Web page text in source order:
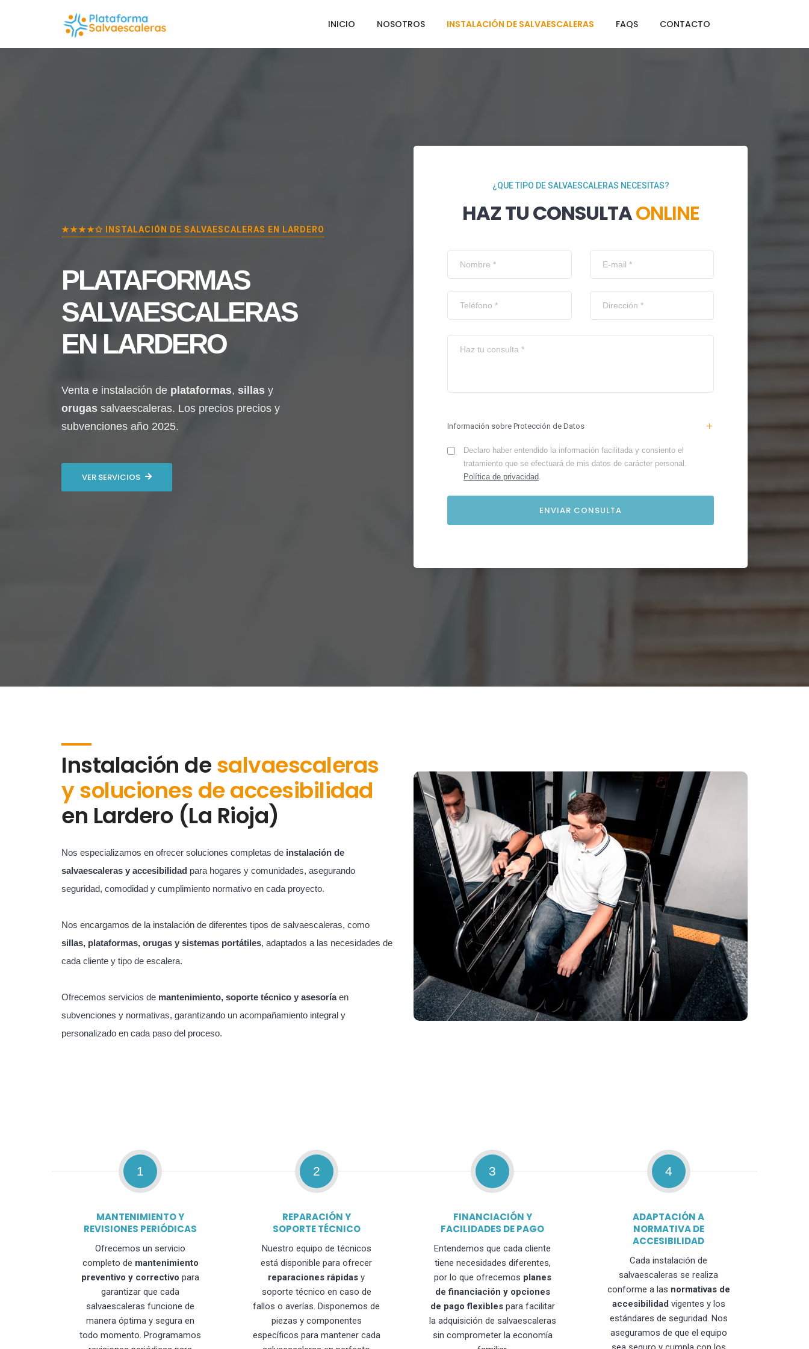
INICIO NOSOTROS INSTALACIÓN DE SALVAESCALERAS FAQS CONTACTO
★★★★✩ INSTALACIÓN DE SALVAESCALERAS EN LARDERO
PLATAFORMAS
SALVAESCALERAS
EN LARDERO
Venta e instalación de plataformas, sillas y
orugas salvaescaleras. Los precios precios y
subvenciones año 2025.
VER SERVICIOS
¿QUE TIPO DE SALVAESCALERAS NECESITAS?
HAZ TU CONSULTAONLINE
Información sobre Protección de Datos
Declaro haber entendido la información facilitada y consiento el
tratamiento que se efectuará de mis datos de carácter personal.
Política de privacidad.
Instalación desalvaescaleras
y soluciones de accesibilidad
en Lardero (La Rioja)
Nos especializamos en ofrecer soluciones completas de instalación de
salvaescaleras y accesibilidad para hogares y comunidades, asegurando
seguridad, comodidad y cumplimiento normativo en cada proyecto.
Nos encargamos de la instalación de diferentes tipos de salvaescaleras, como
sillas, plataformas, orugas y sistemas portátiles, adaptados a las necesidades de
cada cliente y tipo de escalera.
Ofrecemos servicios de mantenimiento, soporte técnico y asesoríaen
subvenciones y normativas, garantizando un acompañamiento integral y
personalizado en cada paso del proceso.
1
MANTENIMIENTO Y
REVISIONES PERIÓDICAS
Ofrecemos un servicio
completo de mantenimiento
preventivo y correctivo para
garantizar que cada
salvaescaleras funcione de
manera óptima y segura en
todo momento. Programamos
2
REPARACIÓN Y
SOPORTE TÉCNICO
Nuestro equipo de técnicos
está disponible para ofrecer
reparaciones rápidas y
soporte técnico en caso de
fallos o averías. Disponemos de
piezas y componentes
específicos para mantener cada
3
FINANCIACIÓN Y
FACILIDADES DE PAGO
Entendemos que cada cliente
tiene necesidades diferentes,
por lo que ofrecemos planes
de financiación y opciones
de pago flexiblespara facilitar
la adquisición de salvaescaleras
sin comprometer la economía
4
ADAPTACIÓN A
NORMATIVA DE
ACCESIBILIDAD
Cada instalación de
salvaescaleras se realiza
conforme a las normativas de
accesibilidad vigentes y los
estándares de seguridad. Nos
aseguramos de que el equipo